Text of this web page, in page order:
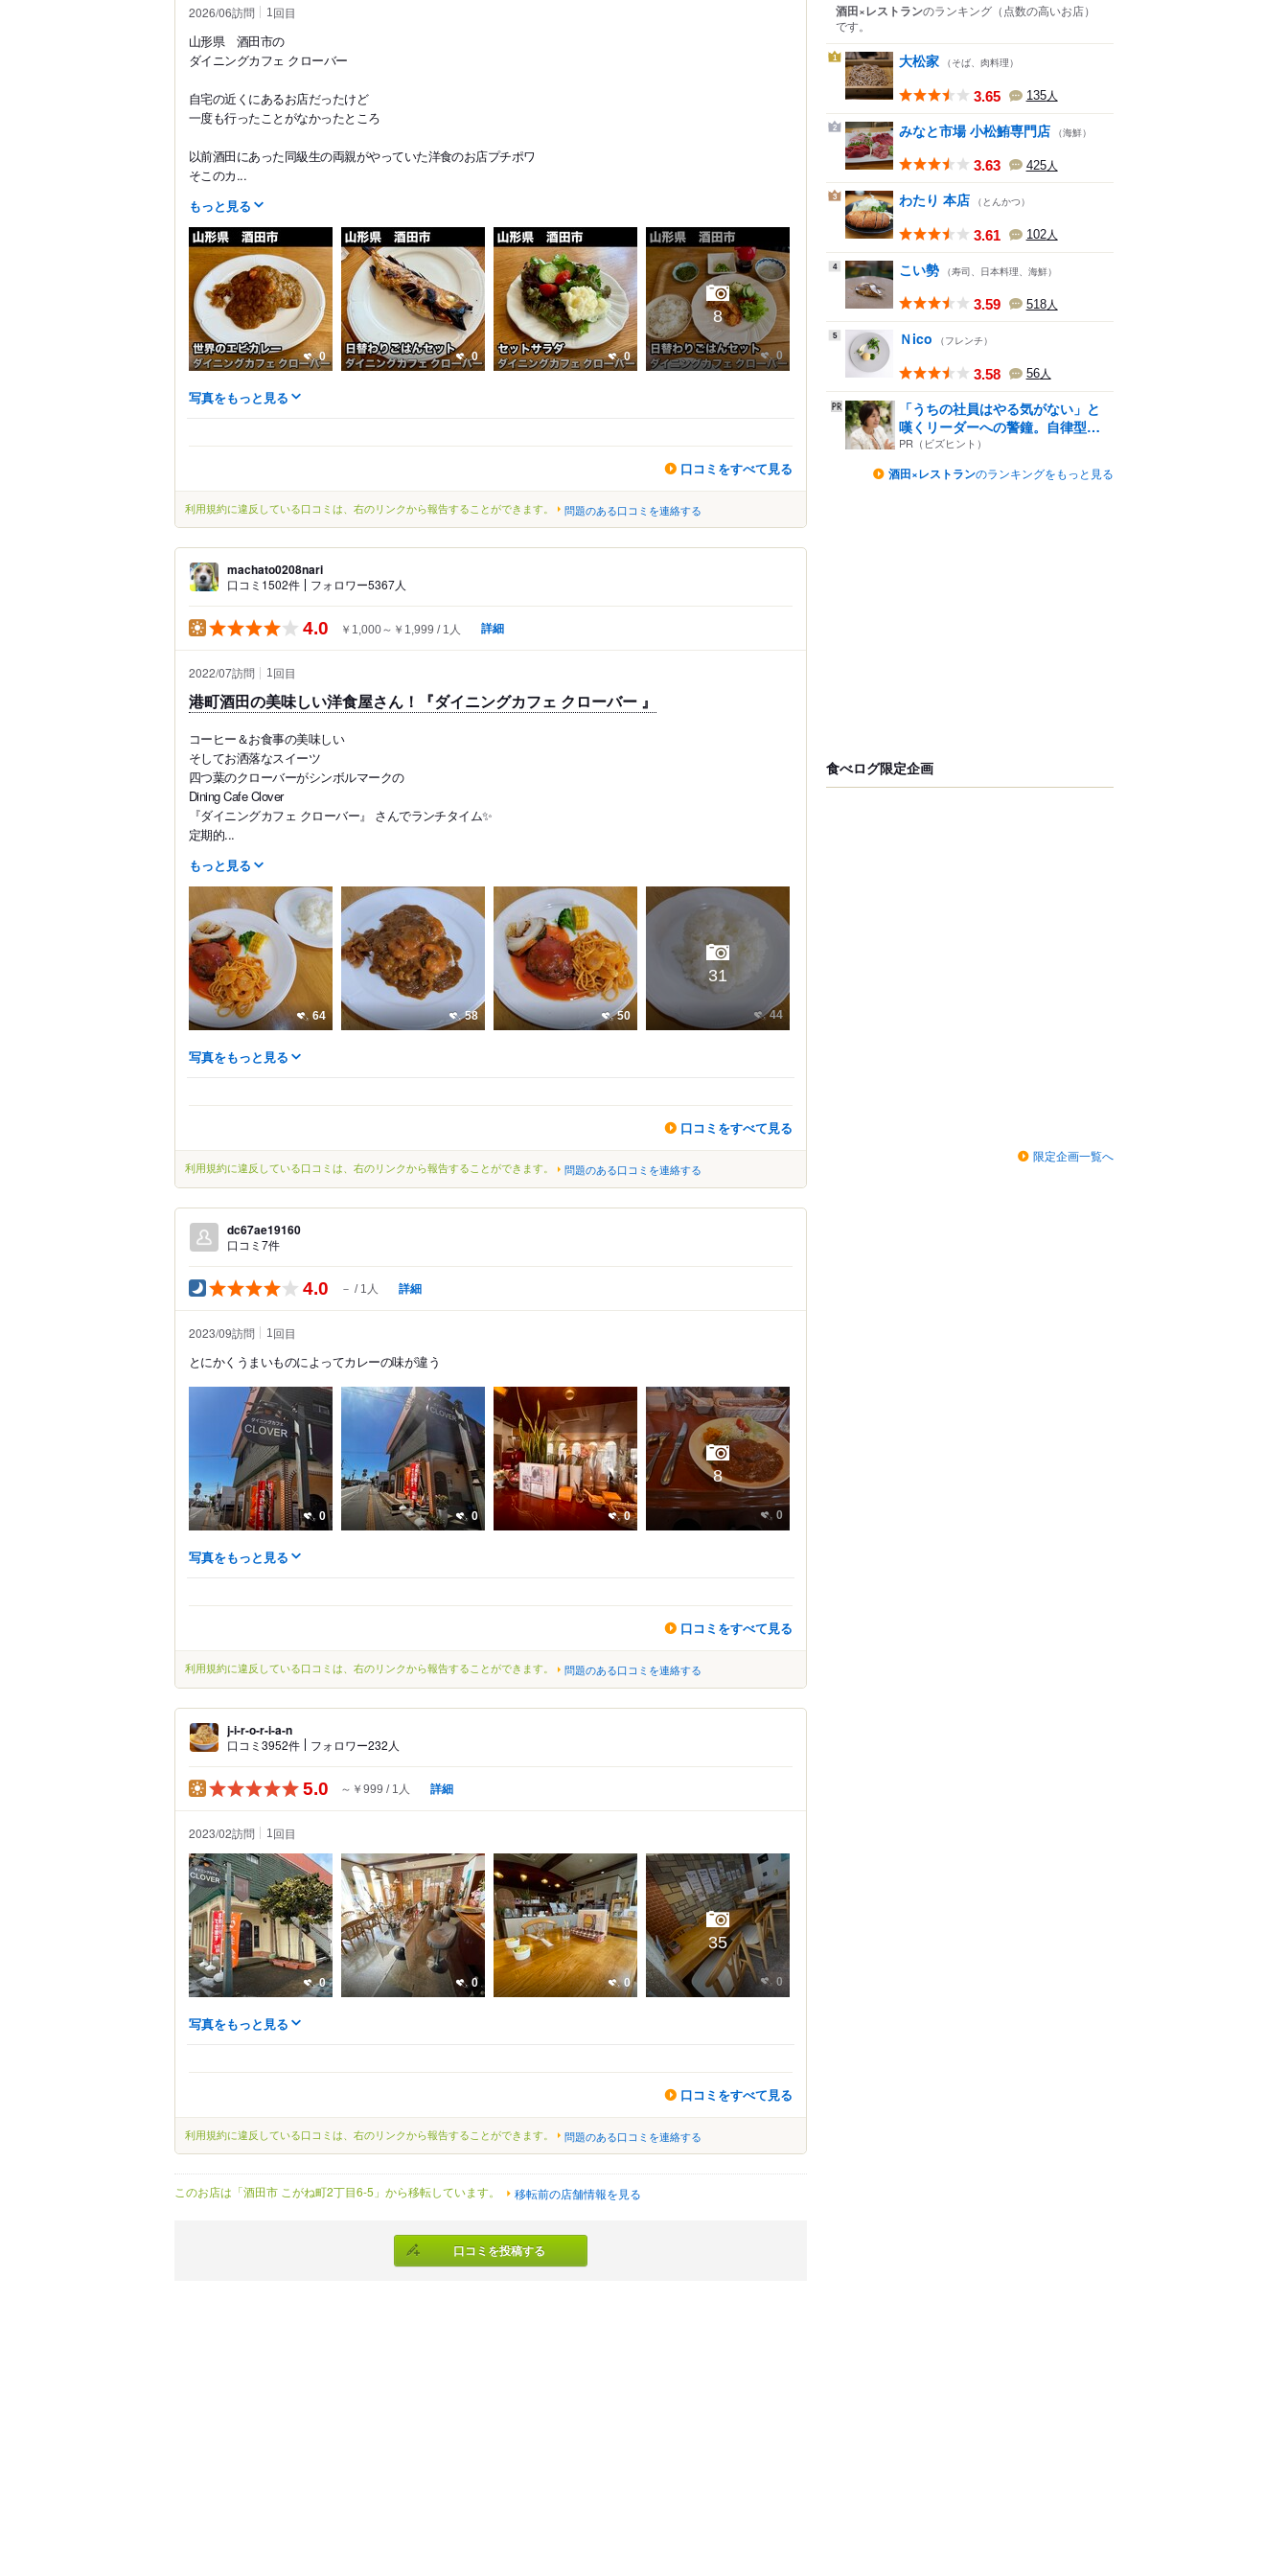
2026/06訪問 1 回目
山形県 酒田市の
ダイニングカフェ クローバー
自宅の近くにあるお店だったけど
一度も行ったことがなかったところ
以前酒田にあった同級生の両親がやっていた洋食のお店プチポワ
そこのカ...
もっと見る
0 0 0 0
8
写真をもっと見る
口コミをすべて見る
利用規約に違反している口コミは、右のリンクから報告することができます。 問題のある口コミを連絡する
machato0208nari
口コミ1502件 フォロワー5367人
4.0 ￥1,000～￥1,999 1人 詳細
2022/07訪問 1回目
港町酒田の美味しい洋食屋さん！『ダイニングカフェ クローバー 』
コーヒー＆お食事の美味しい
そしてお洒落なスイーツ
四つ葉のクローバーがシンボルマークの
Dining Cafe Clover
『ダイニングカフェ クローバー』 さんでランチタイム✨
定期的...
もっと見る
64 58 50 44
31
写真をもっと見る
口コミをすべて見る
利用規約に違反している口コミは、右のリンクから報告することができます。 問題のある口コミを連絡する
dc67ae19160
口コミ7件
4.0 － 1人 詳細
2023/09訪問 1回目
とにかくうまいものによってカレーの味が違う
0 0 0 0
8
写真をもっと見る
口コミをすべて見る
利用規約に違反している口コミは、右のリンクから報告することができます。 問題のある口コミを連絡する
j-i-r-o-r-i-a-n
口コミ3952件 フォロワー232人
5.0 ～￥999 1人 詳細
2023/02訪問 1 回目
0 0 0 0
35
写真をもっと見る
口コミをすべて見る
利用規約に違反している口コミは、右のリンクから報告することができます。 問題のある口コミを連絡する
このお店は「酒田市 こがね町2丁目6-5」から移転しています。 移転前の店舗情報を見る
口コミを投稿する
酒田×レストランのランキング （点数の高いお店）
です。
1 大松家 （そば、肉料理）
3.65 135人
2 みなと市場 小松鮪専門店 （海鮮）
3.63 425人
3 わたり 本店 （とんかつ）
3.61 102人
4 こい勢 （寿司、日本料理、海鮮）
3.59 518人
5 Ｎico （フレンチ）
3.58 56人
「うちの社員はやる気がない」と
嘆くリーダーへの警鐘。自律型
組...
PR（ビズヒント）
酒田×レストランのランキングをもっと見る
食べログ限定企画
限定企画一覧へ